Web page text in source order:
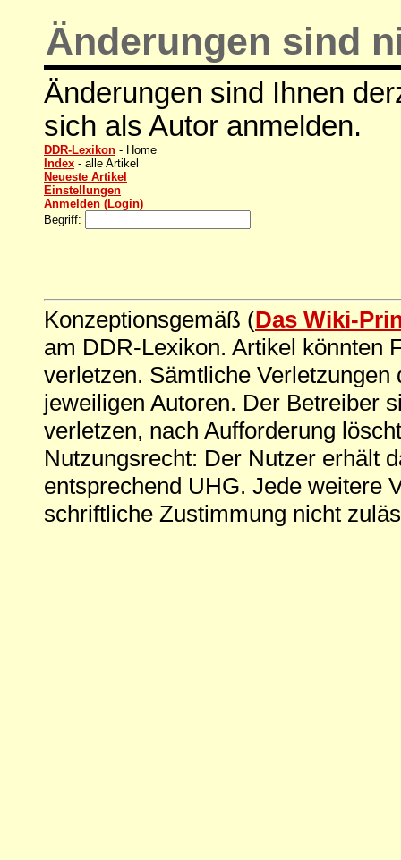
Änderungen sind
Änderungen sind Ihnen
sich als Autor anmelden.
DDR-Lexikon - Home
Index - alle Artikel
Neueste Artikel
Einstellungen
Anmelden (Login)
Begriff:
Konzeptionsgemäß (Das Wiki-
am DDR-Lexikon. Artikel könnten
verletzen. Sämtliche
jeweiligen Autoren. Der Betreiber
verletzen, nach Aufforderung
Nutzungsrecht: Der Nutzer erhält
entsprechend UHG. Jede weitere
schriftliche Zustimmung nicht